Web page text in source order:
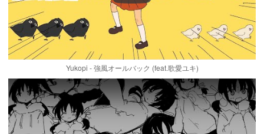
Yukopi - 強風オールバック (feat.歌愛ユキ)